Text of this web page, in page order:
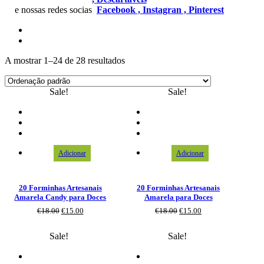
e nossas redes socias Facebook , Instagran , Pinterest
A mostrar 1–24 de 28 resultados
Sale!
Adicionar
20 Forminhas Artesanais
Amarela Candy para Doces
€18.00 €15.00
Sale!
Adicionar
20 Forminhas Artesanais
Amarela para Doces
€18.00 €15.00
Sale! Sale!